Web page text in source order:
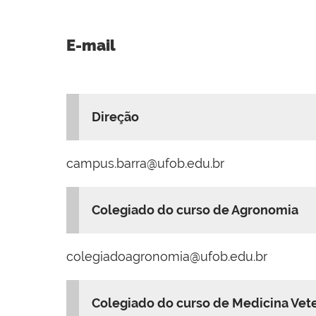
E-mail
Direção
campus.barra@ufob.edu.br
Colegiado do curso de Agronomia
colegiadoagronomia@ufob.edu.br
Colegiado do curso de Medicina